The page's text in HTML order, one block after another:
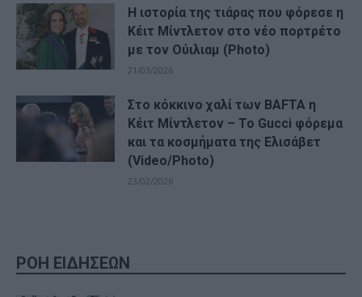
Η ιστορία της τιάρας που φόρεσε η
Κέιτ Μίντλετον στο νέο πορτρέτο
με τον Ούιλιαμ (Photo)
21/03/2026
Στο κόκκινο χαλί των BAFTA η
Κέιτ Μίντλετον – Το Gucci φόρεμα
και τα κοσμήματα της Ελισάβετ
(Video/Photo)
23/02/2026
ΡΟΗ ΕΙΔΗΣΕΩΝ